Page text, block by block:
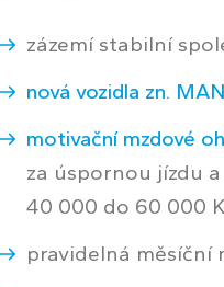
zázemí stabilní
nová vozidla zn. MAN
motivační mzdové
za úspornou jízdu
40 000 do 60 000
pravidelná měsíční